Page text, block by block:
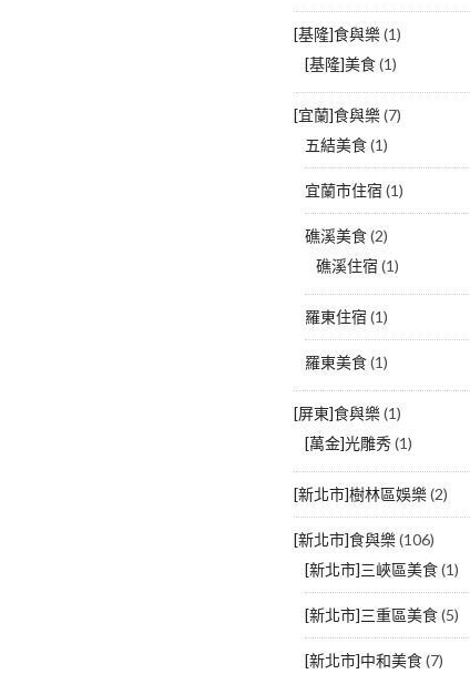
[基隆]食與樂(1)
[基隆]美食(1)
[宜蘭]食與樂(7)
五結美食(1)
宜蘭市住宿 (1)
礁溪美食(2)
礁溪住宿 (1)
羅東住宿 (1)
羅東美食(1)
[屏東]食與樂(1)
[萬金]光雕秀(1)
[新北市]樹林區娛樂(2)
[新北市]食與樂(106)
[新北市]三峽區美食(1)
[新北市]三重區美食(5)
[新北市]中和美食(7)